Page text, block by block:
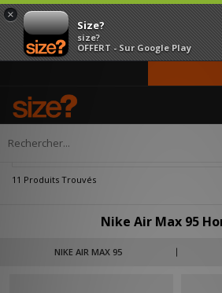
×
Size?
size?
OFFERT - Sur Google Play
Accueil Homme
11 Produits Trouvés
Nike Air Max 95
NIKE AIR MAX 95
Size? met à l’honneur l’une des paires de
de Nike, disponible dans sa version